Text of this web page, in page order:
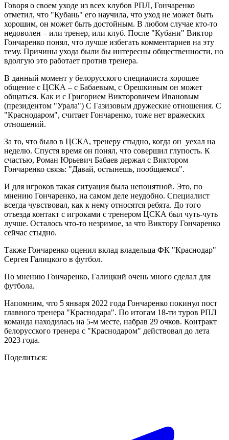
Говоря о своем уходе из всех клубов РПЛ, Гончаренко
отметил, что "Кубань" его научила, что уход не может быть
хорошим, он может быть достойным. В любом случае кто-то
недоволен – или тренер, или клуб. После "Кубани" Виктор
Гончаренко понял, что лучше избегать комментариев на эту
тему. Причины ухода были бы интересны общественности, но
вдолгую это работает против тренера.
В данный момент у белорусского специалиста хорошее
общение с ЦСКА – с Бабаевым, с Орешкиным он может
общаться. Как и с Григорием Викторовичем Ивановым
(президентом "Урала") С Газизовым дружеские отношения. С
"Краснодаром", считает Гончаренко, тоже нет вражеских
отношений.
За то, что было в ЦСКА, тренеру стыдно, когда он уехал на
неделю. Спустя время он понял, что совершил глупость. К
счастью, Роман Юрьевич Бабаев держал с Виктором
Гончаренко связь: "Давай, остынешь, пообщаемся".
И для игроков такая ситуация была непонятной. Это, по
мнению Гончаренко, на самом деле неудобно. Специалист
всегда чувствовал, как к нему относятся ребята. До того
отъезда контакт с игроками с тренером ЦСКА был чуть-чуть
лучше. Осталось что-то незримое, за что Виктору Гончаренко
сейчас стыдно.
Также Гончаренко оценил вклад владельца ФК "Краснодар"
Сергея Галицкого в футбол.
По мнению Гончаренко, Галицкий очень много сделал для
футбола.
Напомним, что 5 января 2022 года Гончаренко покинул пост
главного тренера "Краснодара". По итогам 18-ти туров РПЛ
команда находилась на 5-м месте, набрав 29 очков. Контракт
белорусского тренера с "Краснодаром" действовал до лета
2023 года.
Поделиться: